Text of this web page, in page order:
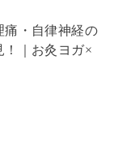
痛・自律神経の
！｜お灸ヨガ×